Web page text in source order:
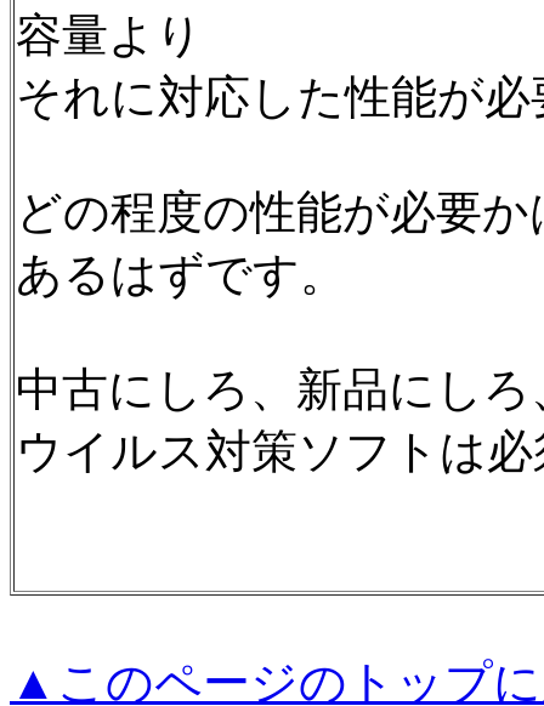
容量より
それに対応した性能が
どの程度の性能が必要
あるはずです。
中古にしろ、新品にし
ウイルス対策ソフトは
▲このページのトップ